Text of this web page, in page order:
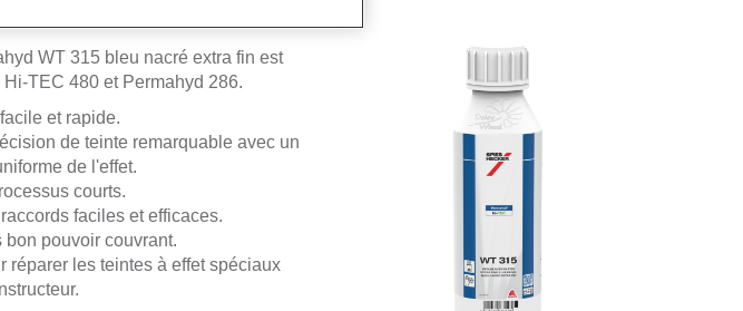
WT 315 bleu nacré extra fin est
TEC 480 et Permahyd 286.
et rapide.
de teinte remarquable avec un
de l'effet.
courts.
faciles et efficaces.
bon pouvoir couvrant.
réparer les teintes à effet spéciaux